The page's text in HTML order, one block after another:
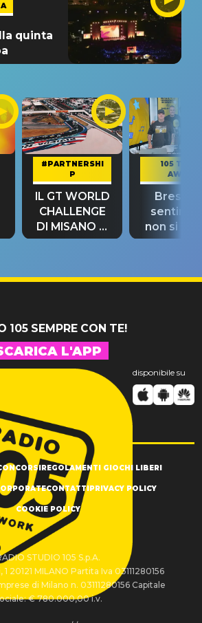
quinta
#PARTNERSHI
P
IL GT WORLD
CHALLENGE
DI MISANO si
riconferma
105 TAKE
AWAY
Bresh:
non si
fino alla
105 SEMPRE CON TE!
L'APP
disponibile su
REGOLAMENTI GIOCHI LIBERI
CONTATTIPRIVACY POLICY
COOKIE POLICY
STUDIO 105 S.p.A.
20121 MILANO Partita Iva 03111280156
di Milano n. 03111280156 Capitale
€ 780.000,00 i.v.